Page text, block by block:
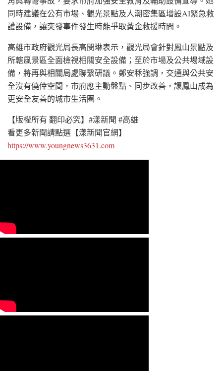
同時建議在公有市場、觀光景點及人潮密集區增設AI緊急救
護設備，讓突發事件發生時能爭取黃金救援時間。
高雄市政府觀光局長高閔琳表示，觀光局會針對鳳山景點及
所轄風景區全面檢視相關安全設備；至於市場及公共場域設
備，將再與相關局處聯繫研議。鄭安秝強調，交通與公共安
全沒有僥倖空間，市府應主動盤點、同步改善，讓鳳山成為
更安全友善的城市生活圈。
【版權所有 翻印必究】#漾新聞 #高雄
看更多新聞請點選【漾新聞官網】
https://www.youngnews3631.com